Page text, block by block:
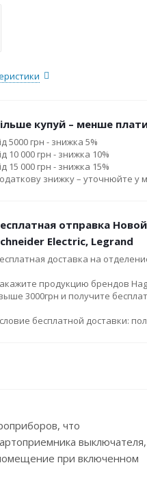
купуй – менше
5000 грн - знижка 5%
10 000 грн - знижка 10%
15 000 грн - знижка 15%
знижку – уточнюйте у
отправка
Electric, Legrand
доставка на
продукцию брендов
3000грн и получите
бесплатной доставки:
что
выключателя,
при включенном